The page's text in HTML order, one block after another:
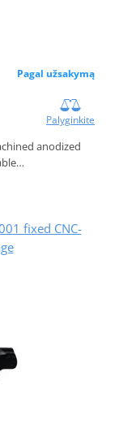
Pagal užsakymą
Palyginkite
anodized
fixed CNC-